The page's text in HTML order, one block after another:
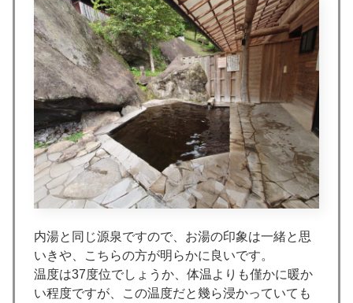
内湯と同じ源泉ですので、お湯の印象は一緒と思
いきや、こちらの方が明らかに良いです。
温度は37度位でしょうか、体温よりも僅かに暖か
い程度ですが、この温度だと幾ら浸かっていても